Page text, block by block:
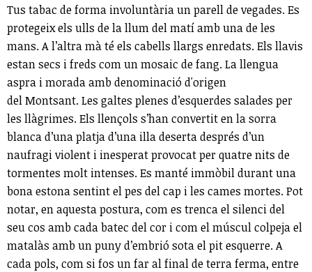
Tus tabac de forma involuntària un parell de vegades. Es
protegeix els ulls de la llum del matí amb una de les
mans. A l’altra mà té els cabells llargs enredats. Els llavis
estan secs i freds com un mosaic de fang. La llengua
aspra i morada amb denominació d'origen
del Montsant. Les galtes plenes d’esquerdes salades per
les llàgrimes. Els llençols s’han convertit en la sorra
blanca d’una platja d’una illa deserta després d’un
naufragi violent i inesperat provocat per quatre nits de
tormentes molt intenses. Es manté immòbil durant una
bona estona sentint el pes del cap i les cames mortes. Pot
notar, en aquesta postura, com es trenca el silenci del
seu cos amb cada batec del cor i com el múscul colpeja el
matalàs amb un puny d’embrió sota el pit esquerre. A
cada pols, com si fos un far al final de terra ferma, entre